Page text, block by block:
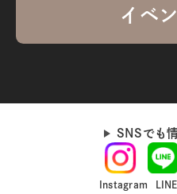
イベ
SNSでも
Instagram LINE